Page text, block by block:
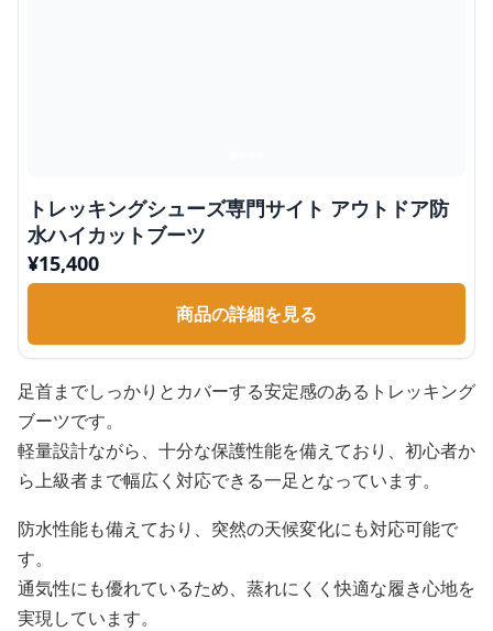
トレッキングシューズ専門サイト アウトドア防
水ハイカットブーツ
¥15,400
商品の詳細を見る
足首までしっかりとカバーする安定感のあるトレッキング
ブーツです。
軽量設計ながら、十分な保護性能を備えており、初心者か
ら上級者まで幅広く対応できる一足となっています。
防水性能も備えており、突然の天候変化にも対応可能で
す。
通気性にも優れているため、蒸れにくく快適な履き心地を
実現しています。